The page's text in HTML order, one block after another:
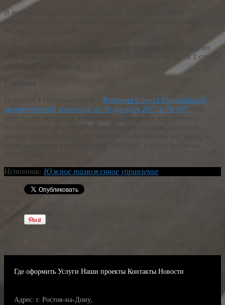
В настоящее время слитки изъяты. Для определения
рыночной стоимости вынесено решение о направлении
В отношении гражданина Крымской таможней возбуждено
дело об административном правонарушении по части 1 статьи
Пунктом 1 Приложения №1 Решения Совета Евразийской
экономической комиссии от 20 декабря 2017 г. № 107
пользования» без уплаты таможенных пошлин, налогов
Источник: Южное таможенное управление
Где оформить Услуги Наши проекты Контакты Новости
Адрес: г. Ростов-на-Дону,